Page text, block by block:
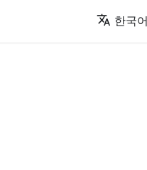
한국어